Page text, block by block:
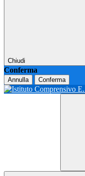
Chiudi
Conferma
Annulla Conferma